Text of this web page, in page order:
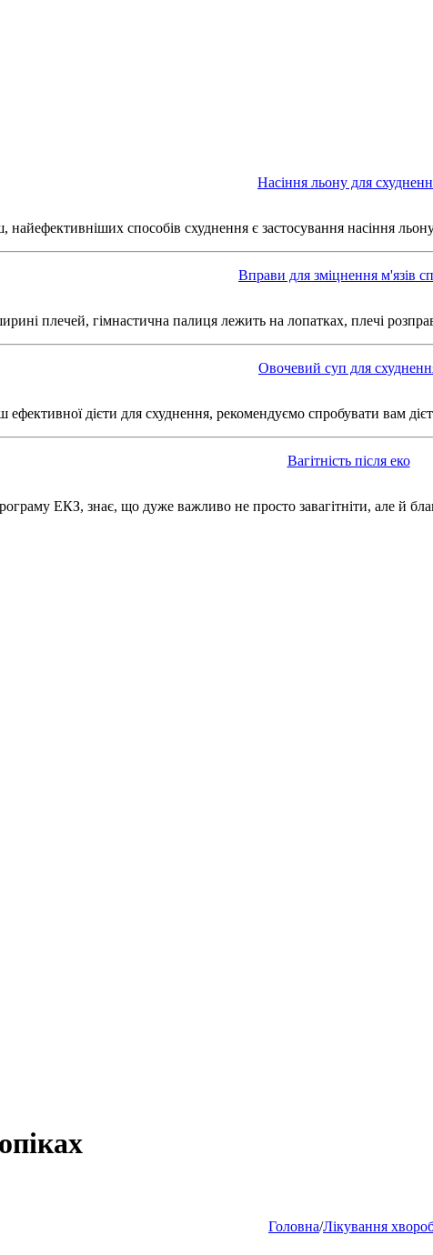
Насіння льону для
способів схуднення є застосування насіння
Вправи для зміцнення м'язів
плечей, гімнастична палиця лежить на лопатках, плечі
Овочевий суп для
дієти для схуднення, рекомендуємо спробувати вам
Вагітність після еко
ЕКЗ, знає, що дуже важливо не просто завагітніти, але й
Головна/Лікування